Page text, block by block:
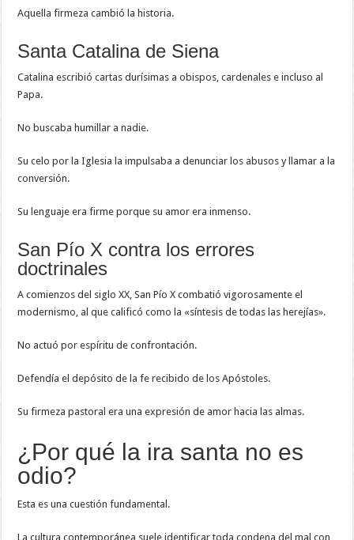
Aquella firmeza cambió la historia.
Santa Catalina de Siena
Catalina escribió cartas durísimas a obispos, cardenales e incluso al
Papa.
No buscaba humillar a nadie.
Su celo por la Iglesia la impulsaba a denunciar los abusos y llamar a la
conversión.
Su lenguaje era firme porque su amor era inmenso.
San Pío X contra los errores
doctrinales
A comienzos del siglo XX, San Pío X combatió vigorosamente el
modernismo, al que calificó como la «síntesis de todas las herejías».
No actuó por espíritu de confrontación.
Defendía el depósito de la fe recibido de los Apóstoles.
Su firmeza pastoral era una expresión de amor hacia las almas.
¿Por qué la ira santa no es
odio?
Esta es una cuestión fundamental.
La cultura contemporánea suele identificar toda condena del mal con